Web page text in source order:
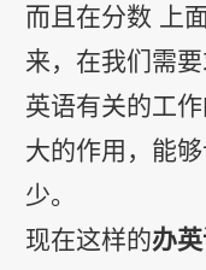
而且在分数 上
来，在我们需
英语有关的工
大的作用，能
少。
现在这样的办